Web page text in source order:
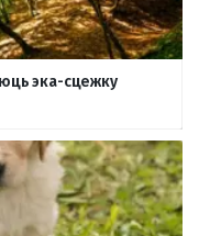
эка-сцежку